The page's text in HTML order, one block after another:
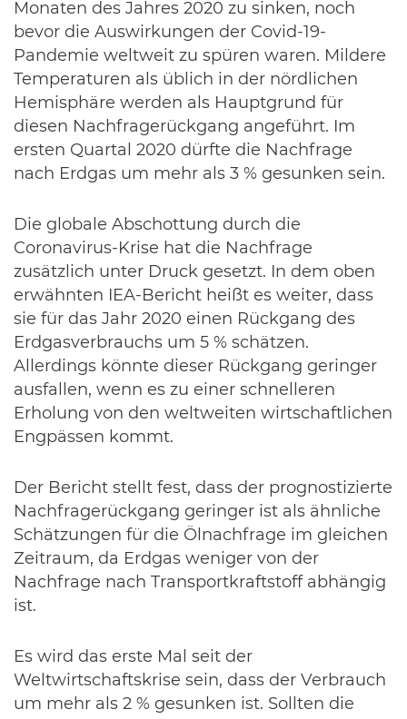
Monaten des Jahres 2020 zu sinken, noch
bevor die Auswirkungen der Covid-19-
Pandemie weltweit zu spüren waren. Mildere
Temperaturen als üblich in der nördlichen
Hemisphäre werden als Hauptgrund für
diesen Nachfragerückgang angeführt. Im
ersten Quartal 2020 dürfte die Nachfrage
nach Erdgas um mehr als 3 % gesunken sein.
Die globale Abschottung durch die
Coronavirus-Krise hat die Nachfrage
zusätzlich unter Druck gesetzt. In dem oben
erwähnten IEA-Bericht heißt es weiter, dass
sie für das Jahr 2020 einen Rückgang des
Erdgasverbrauchs um 5 % schätzen.
Allerdings könnte dieser Rückgang geringer
ausfallen, wenn es zu einer schnelleren
Erholung von den weltweiten wirtschaftlichen
Engpässen kommt.
Der Bericht stellt fest, dass der prognostizierte
Nachfragerückgang geringer ist als ähnliche
Schätzungen für die Ölnachfrage im gleichen
Zeitraum, da Erdgas weniger von der
Nachfrage nach Transportkraftstoff abhängig
ist.
Es wird das erste Mal seit der
Weltwirtschaftskrise sein, dass der Verbrauch
um mehr als 2 % gesunken ist. Sollten die